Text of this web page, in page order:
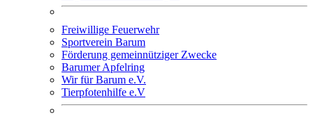
Freiwillige Feuerwehr
Sportverein Barum
Förderung gemeinnütziger Zwecke
Barumer Apfelring
Wir für Barum e.V.
Tierpfotenhilfe e.V